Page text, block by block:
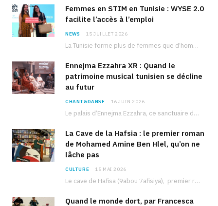
Femmes en STIM en Tunisie : WYSE 2.0
facilite l’accès à l’emploi
NEWS 15 JUILLET 2026
La Tunisie forme plus de femmes que d’hommes dans les filières scientifiques. Pourtant, pour beaucoup…
Ennejma Ezzahra XR : Quand le
patrimoine musical tunisien se décline
au futur
CHANT&DANSE 16 JUIN 2026
Le palais d’Ennejma Ezzahra, ce sanctuaire de la musique tunisienne et méditerranéenne construit par le…
La Cave de la Hafsia : le premier roman
de Mohamed Amine Ben Hlel, qu’on ne
lâche pas
CULTURE 15 MAI 2026
Le cave de Hafisa (9abou 7afisiya), premier roman du journaliste tunisien Mohamed Amine Ben Hlel,…
Quand le monde dort, par Francesca